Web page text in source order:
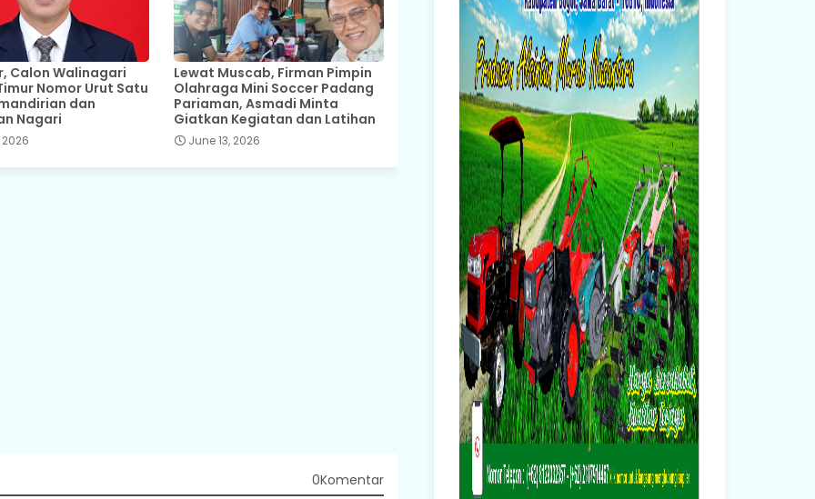
Calon Walinagari
Nomor Urut Satu
dan
Nagari
Lewat Muscab, Firman Pimpin
Olahraga Mini Soccer Padang
Pariaman, Asmadi Minta
Giatkan Kegiatan dan Latihan
June 13, 2026
0Komentar